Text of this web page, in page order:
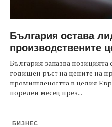
България остава
производствените
България запазва позицията
годишен ръст на цените на
промишлеността в целия
пореден месец през...
БИЗНЕС